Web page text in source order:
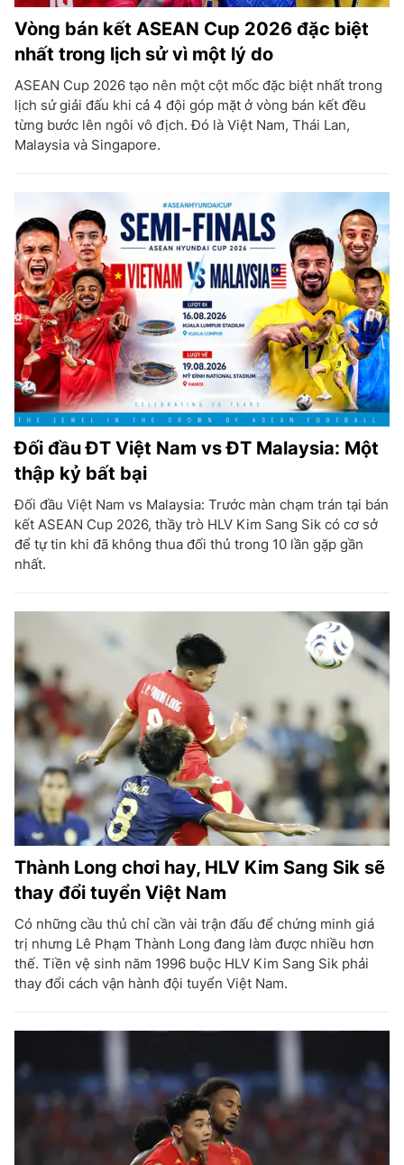
Vòng bán kết ASEAN Cup 2026 đặc biệt
nhất trong lịch sử vì một lý do
ASEAN Cup 2026 tạo nên một cột mốc đặc biệt nhất trong
lịch sử giải đấu khi cả 4 đội góp mặt ở vòng bán kết đều
từng bước lên ngôi vô địch. Đó là Việt Nam, Thái Lan,
Malaysia và Singapore.
Đối đầu ĐT Việt Nam vs ĐT Malaysia: Một
thập kỷ bất bại
Đối đầu Việt Nam vs Malaysia: Trước màn chạm trán tại bán
kết ASEAN Cup 2026, thầy trò HLV Kim Sang Sik có cơ sở
để tự tin khi đã không thua đối thủ trong 10 lần gặp gần
nhất.
Thành Long chơi hay, HLV Kim Sang Sik sẽ
thay đổi tuyển Việt Nam
Có những cầu thủ chỉ cần vài trận đấu để chứng minh giá
trị nhưng Lê Phạm Thành Long đang làm được nhiều hơn
thế. Tiền vệ sinh năm 1996 buộc HLV Kim Sang Sik phải
thay đổi cách vận hành đội tuyển Việt Nam.